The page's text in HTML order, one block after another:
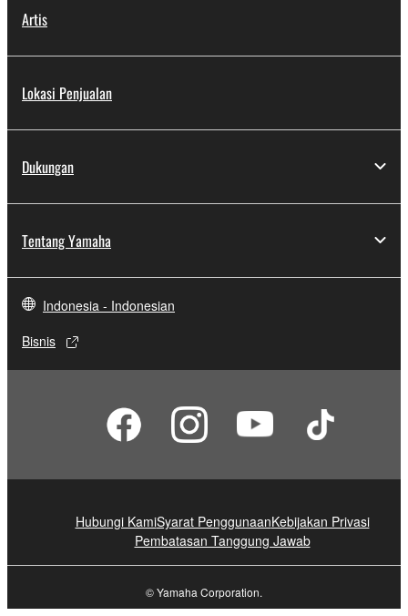
Artis
Lokasi Penjualan
Dukungan
Tentang Yamaha
Indonesia - Indonesian
Bisnis
Hubungi KamiSyarat PenggunaanKebijakan Privasi
Pembatasan Tanggung Jawab
© Yamaha Corporation.